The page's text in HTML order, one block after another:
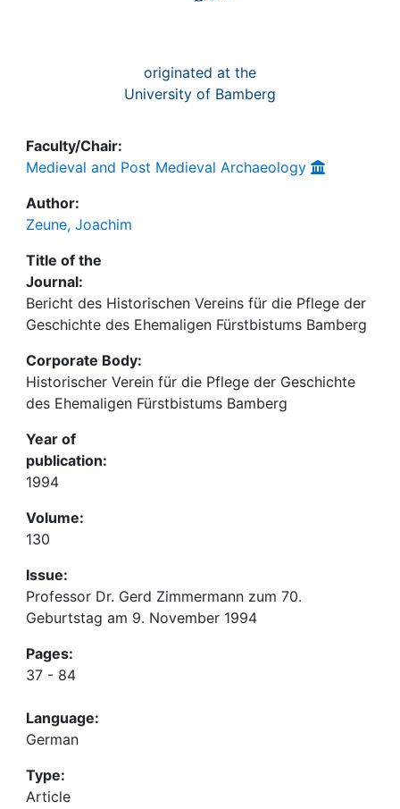
originated at the
University of Bamberg
Faculty/Chair:
Medieval and Post Medieval Archaeology
Author:
Zeune, Joachim
Title of the
Journal:
Bericht des Historischen Vereins für die Pflege der
Geschichte des Ehemaligen Fürstbistums Bamberg
Corporate Body:
Historischer Verein für die Pflege der Geschichte
des Ehemaligen Fürstbistums Bamberg
Year of
publication:
1994
Volume:
130
Issue:
Professor Dr. Gerd Zimmermann zum 70.
Geburtstag am 9. November 1994
Pages:
37 - 84
Language:
German
Type:
Article